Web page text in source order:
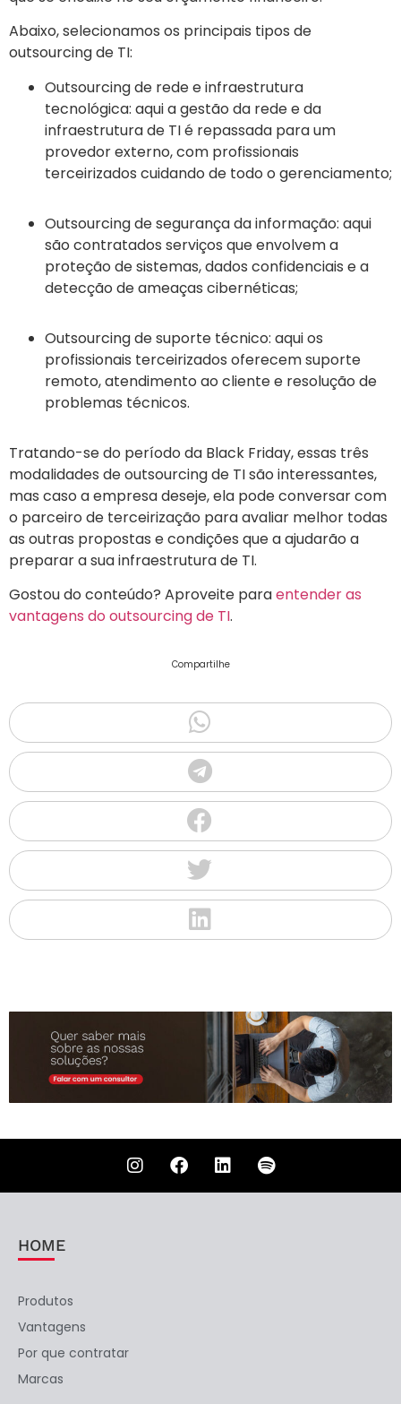
Abaixo, selecionamos os principais tipos de
outsourcing de TI:
Outsourcing de rede e infraestrutura
tecnológica: aqui a gestão da rede e da
infraestrutura de TI é repassada para um
provedor externo, com profissionais
terceirizados cuidando de todo o gerenciamento;
Outsourcing de segurança da informação: aqui
são contratados serviços que envolvem a
proteção de sistemas, dados confidenciais e a
detecção de ameaças cibernéticas;
Outsourcing de suporte técnico: aqui os
profissionais terceirizados oferecem suporte
remoto, atendimento ao cliente e resolução de
problemas técnicos.
Tratando-se do período da Black Friday, essas três
modalidades de outsourcing de TI são interessantes,
mas caso a empresa deseje, ela pode conversar com
o parceiro de terceirização para avaliar melhor todas
as outras propostas e condições que a ajudarão a
preparar a sua infraestrutura de TI.
Gostou do conteúdo? Aproveite paraentender as
vantagens do outsourcing de TI.
Compartilhe
HOME
Produtos
Vantagens
Por que contratar
Marcas